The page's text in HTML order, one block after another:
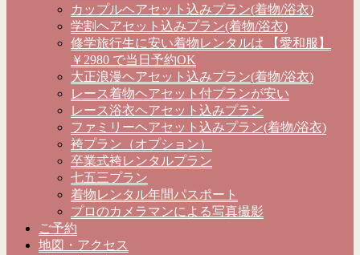
カップルヘアセット込みプラン(着物/浴衣)
学割ヘアセット込みプラン(着物/浴衣)
修学旅行生に安い着物レンタルは 【愛和服】
￥2980 で当日予約OK
大正浪漫ヘアセット込みプラン(着物/浴衣)
レース着物ヘアセット付プランが安い
レース浴衣ヘアセット込みプラン
ファミリーヘアセット込みプラン(着物/浴衣)
袴プラン（オプション）
卒業式袴レンタルプラン
七五三プラン
着物レンタル年間パスポート
プロのカメラマンによる写真撮影
ご予約
地図・アクセス